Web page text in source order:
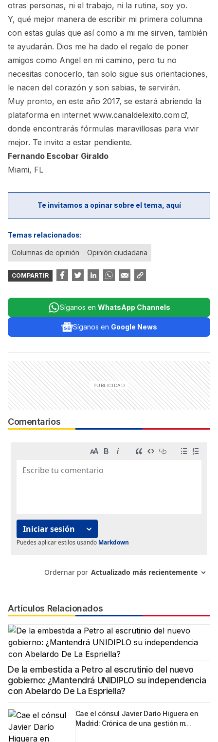
otras personas, ni el trabajo, ni la rutina, soy yo.
Y, qué mejor manera de escribir mi primera columna
con estas guías que así como a mi me sirven, también
te ayudarán. Dios me ha dado el regalo de poner
amigos como Angel en mi camino, pero tu no
necesitas conocerlo, tan solo sigue sus orientaciones,
le nacen del corazón y son sabias, te servirán.
Muy pronto, en este año 2017, se estará abriendo la
plataforma en internet www.canaldelexito.com
,
donde encontrarás fórmulas maravillosas para vivir
mejor. Te invito a estar pendiente.
Fernando Escobar Giraldo
Miami, FL
Te invitamos a opinar sobre el tema, aquí
Temas relacionados:
Columnas de opinión Opinión ciudadana
COMPARTIR
Síganos en WhatsApp Channels
Síganos en Google News
Comentarios
Artículos Relacionados
De la embestida a Petro al escrutinio del nuevo
gobierno: ¿Mantendrá UNIDIPLO su independencia
con Abelardo De La Espriella?
Cae el cónsul Javier Darío Higuera en
Madrid: Crónica de una gestión m…